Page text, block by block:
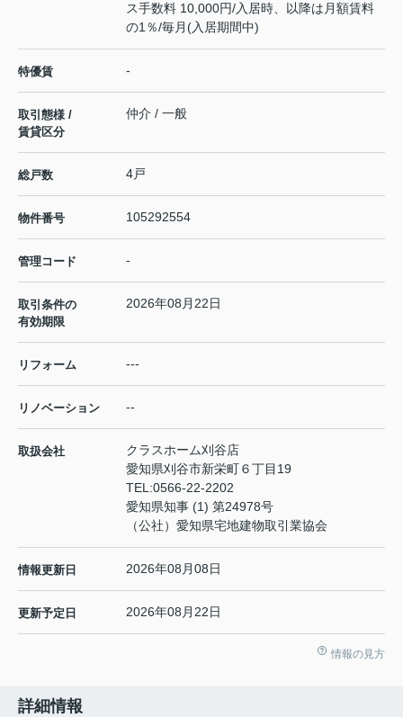
ス手数料 10,000円/入居時、以降は月額賃料
の1％/毎月(入居期間中)
特優賃 -
取引態様 /
賃貸区分
仲介 / 一般
総戸数 4戸
物件番号 105292554
管理コード -
取引条件の
有効期限
2026年08月22日
リフォーム ---
リノベーション --
取扱会社
クラスホーム刈谷店
愛知県刈谷市新栄町６丁目19
TEL:0566-22-2202
愛知県知事 (1) 第24978号
（公社）愛知県宅地建物取引業協会
情報更新日 2026年08月08日
更新予定日 2026年08月22日
情報の見方
詳細情報